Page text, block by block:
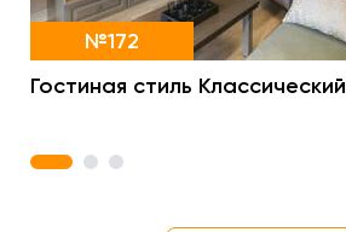
№172
Гостиная стиль Классический
1 2 3